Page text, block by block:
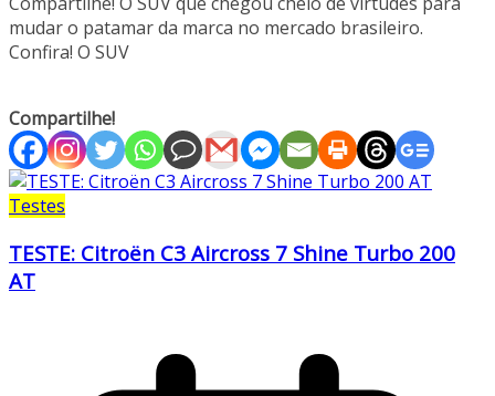
mudar o patamar da marca no mercado brasileiro.
Confira! O SUV
Compartilhe!
Testes
TESTE: Citroën C3 Aircross 7 Shine Turbo 200
AT